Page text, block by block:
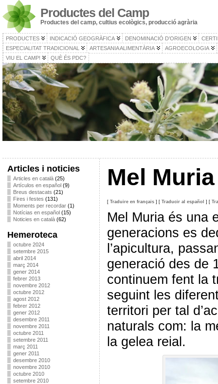
Productes del Camp
Productes del camp, cultius ecològics, producció agrària
PRODUCTES INDICACIÓ GEOGRÀFICA DENOMINACIÓ D’ORIGEN
ESPECIALITAT TRADICIONAL
ARTESANIA ALIMENTÀRIA
AGROECOLOGIA
VIU EL CAMP!
QUÈ ÉS PDC?
Articles i noticies
Articles en català(25)
Artículos en español(9)
Breus destacats (21)
Fires i festes (131)
Moments per recordar(1)
Notícias en español(15)
Noticies en català(62)
Hemeroteca
octubre 2024
setembre 2015
abril 2014
març 2014
gener 2014
febrer 2013
novembre 2012
octubre 2012
agost 2012
febrer 2012
gener 2012
desembre 2011
novembre 2011
octubre 2011
setembre 2011
març 2011
gener 2011
desembre 2010
novembre 2010
octubre 2010
setembre 2010
Mel Muria
[ Traduire en français] [ Traducir al español ] [
Mel Muria és una
generacions es
l’apicultura,
generació des de
continuem fent la
seguint les
territori per tal
naturals com: la
la gelea reial.